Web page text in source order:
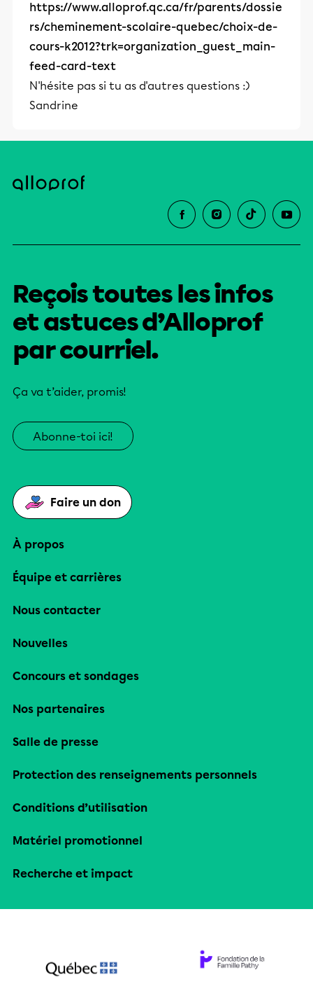
https://www.alloprof.qc.ca/fr/parents/dossie
rs/cheminement-scolaire-quebec/choix-de-
cours-k2012?trk=organization_guest_main-
feed-card-text
N'hésite pas si tu as d'autres questions :)
Sandrine
Reçois toutes les infos
et astuces d’Alloprof
par courriel.
Ça va t’aider, promis!
Abonne-toi ici!
Faire un don
À propos
Équipe et carrières
Nous contacter
Nouvelles
Concours et sondages
Nos partenaires
Salle de presse
Protection des renseignements personnels
Conditions d’utilisation
Matériel promotionnel
Recherche et impact